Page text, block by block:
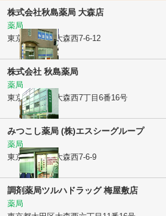
株式会社秋島薬局 大森店
薬局
東京都大田区大森西7-6-12
株式会社 秋島薬局
薬局
東京都大田区
大森西7丁目6番16号
みつこし薬局 (株)エスシーグループ
薬局
東京都大田区大森西7-6-9
調剤薬局ツルハドラッグ 梅屋敷店
薬局